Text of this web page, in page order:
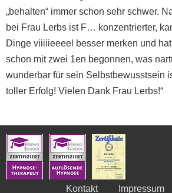
„behalten“ immer schon sehr schwer.
bei Frau Lerbs ist F… konzentrierter,
Dinge viiiiieeeel besser merken und
schon mit zwei 1en begonnen, was
wunderbar für sein Selbstbewusstsein
toller Erfolg! Vielen Dank Frau Lerbs!“
Kontakt Impressum